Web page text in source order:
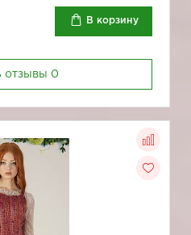
В корзину
отзывы 0